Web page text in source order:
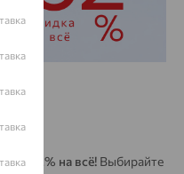
— 62% на всё! Выбирайте